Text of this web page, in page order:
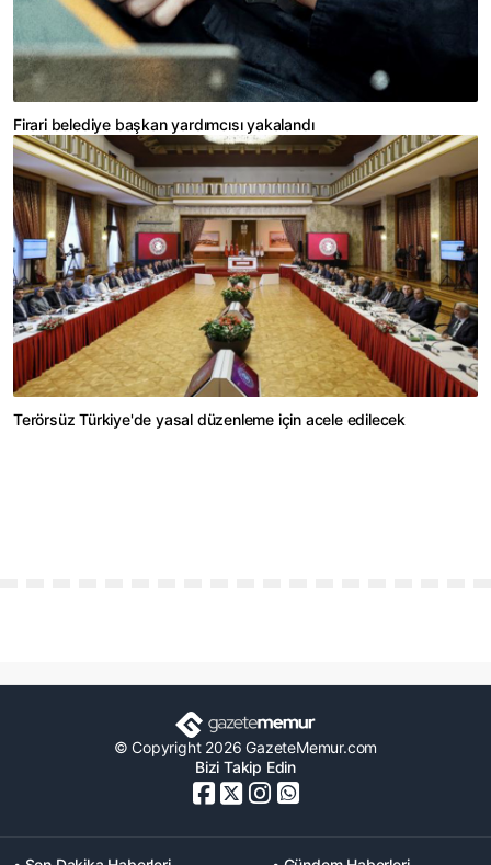
Firari belediye başkan yardımcısı yakalandı
Terörsüz Türkiye'de yasal düzenleme için acele edilecek
© Copyright 2026 GazeteMemur.com
Bizi Takip Edin